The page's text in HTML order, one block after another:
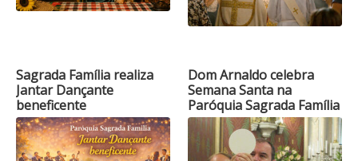
Sagrada Família realiza
Jantar Dançante
beneficente
Dom Arnaldo celebra
Semana Santa na
Paróquia Sagrada Família